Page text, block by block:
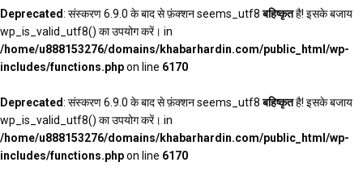
Deprecated: संस्करण 6.9.0 के बाद से फ़ंक्शन seems_utf8बहिष्कृतहै! इसके बजाय
wp_is_valid_utf8() का उपयोग करें। in
/home/u888153276/domains/khabarhardin.com/public_html/wp-
includes/functions.phpon line 6170
Deprecated: संस्करण 6.9.0 के बाद से फ़ंक्शन seems_utf8बहिष्कृतहै! इसके बजाय
wp_is_valid_utf8() का उपयोग करें। in
/home/u888153276/domains/khabarhardin.com/public_html/wp-
includes/functions.phpon line 6170